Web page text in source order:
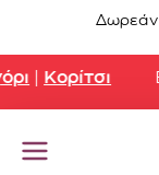
Μετάβαση στοΔωρεάν
| Κορίτσι